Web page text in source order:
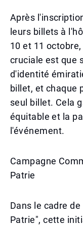
Après
leurs billets à
10 et 11
cruciale est que
d'identité
billet, et chaque
seul billet. Cela
équitable et la
l'événement.
Campagne
Patrie
Dans le cadre
Patrie", cette